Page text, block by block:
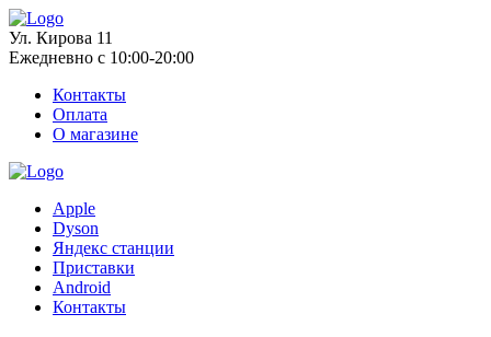
Ул. Кирова 11
Ежедневно с 10:00-20:00
Контакты
Оплата
О магазине
Apple
Dyson
Яндекс станции
Приставки
Android
Контакты